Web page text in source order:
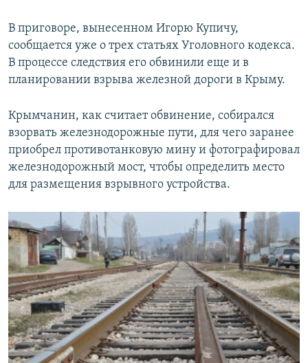
В приговоре, вынесенном Игорю Купичу,
сообщается уже о трех статьях Уголовного кодекса.
В процессе следствия его обвинили еще и в
планировании взрыва железной дороги в Крыму.
Крымчанин, как считает обвинение, собирался
взорвать железнодорожные пути, для чего заранее
приобрел противотанковую мину и фотографировал
железнодорожный мост, чтобы определить место
для размещения взрывного устройства.